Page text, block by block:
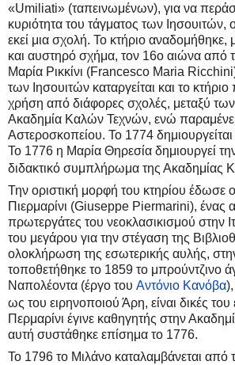
«Umiliati» (ταπεινωμένων), για να
κυριότητα του τάγματος των Ιησουιτών,
εκεί μια σχολή. Το κτήριο αναδομήθηκε,
και αυστηρό σχήμα, τον 16ο αιώνα από
Μαρία Ρικκίνι (Francesco Maria
των Ιησουιτών καταργείται και το κτήριο
χρήση από διάφορες σχολές, μεταξύ
Ακαδημία Καλών Τεχνών, ενώ
Αστεροσκοπείου. Το 1774
Το 1776 η Μαρία Θηρεσία δημιουργεί
διδακτικό συμπλήρωμα της Ακαδημίας
Την οριστική μορφή του κτηρίου έδωσε
Πιερμαρίνι (Giuseppe Piermarini), ένας
πρωτεργάτες του νεοκλασικισμού στην
του μεγάρου για την στέγαση της
ολοκλήρωση της εσωτερικής αυλής,
τοποθετήθηκε το 1859 το μπρούντζινο
Ναπολέοντα (έργο του Αντόνιο Κανόβα
ως του ειρηνοποιού Άρη, είναι δικές του
Περμαρίνι έγινε καθηγητής στην
αυτή συστάθηκε επίσημα το 1776.
Το 1796 το Μιλάνο καταλαμβάνεται από